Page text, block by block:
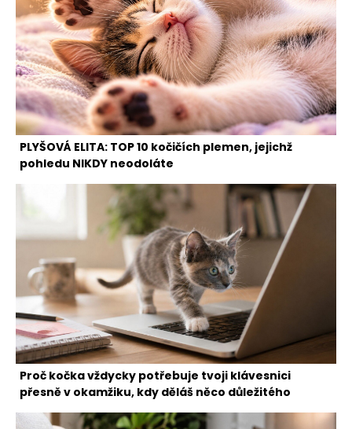
PLYŠOVÁ ELITA: TOP 10 kočičích plemen, jejichž
pohledu NIKDY neodoláte
Proč kočka vždycky potřebuje tvoji klávesnici
přesně v okamžiku, kdy děláš něco důležitého